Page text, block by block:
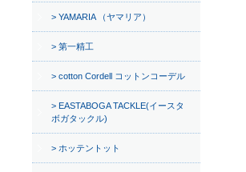
YAMARIA （ヤマリア）
第一精工
cotton Cordell コットンコーデル
EASTABOGA TACKLE(イースタ
ボガタックル)
ホッテントット